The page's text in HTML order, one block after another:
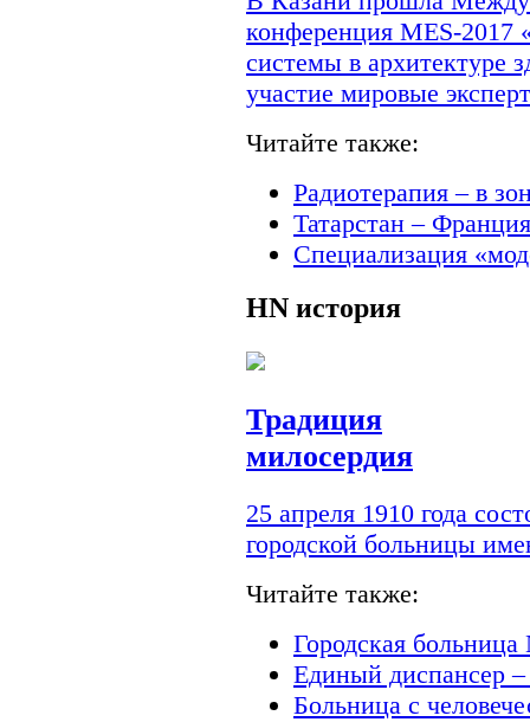
конференция MES-
системы в архитектуре
участие мировые
Читайте также:
Радиотерапия – в
Татарстан –
Специализация
HN история
Традиция
милосердия
25 апреля 1910 года
городской больницы
Читайте также:
Городская
Единый диспансер
Больница с